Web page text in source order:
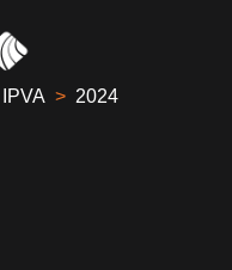
IPVA > 2024